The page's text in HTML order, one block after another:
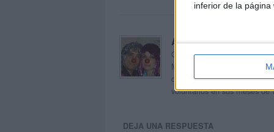
inferior de la página
Acerca de
Orientación Andújar no es
Maribel, que además de ser
dentro del blog y en el cual,
voluntarios en sus meses de
DEJA UNA RESPUESTA